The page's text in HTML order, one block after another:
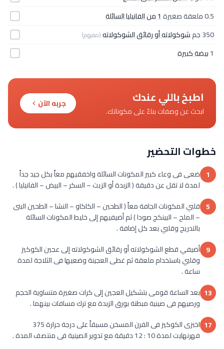
0.5 ملعقة صغيرة
1 من الفانيليا السائلة
350 جم
شوكولاته أو رقائق الشوكولاته(مفروم)
1بيضة كبيرة
اطبخ باللي عندك
ابحث عن وصفات بناءً على مكوناتك.
جربه الآن
خطوات التحضير
1 ضعى فى وعاء كبير المكونات السائلة واخفقيهم معاً بكل جيد جداً
لمدة لا تقل عن دقيقة ( الزبدة أو الزيت – السكر – البيض – الفانيليا ) .
5 قلبي المكونات الجافة معاً ( الطحين – الكاكاو – النشا – الطحين البنى
– الملح – البينكج صودا ) ثم أضيفيهم إلى خليط المكونات السائلة
بالتدريج وقلبي بعد كل إضافة .
9 أضيفي قطع الشوكولاته أو رقائق الشوكولاته إلى عجين الكوكيز
وقلبي باستخدام ملعقة ثم غطى العجينة وضعيها فى الثلاجة لمدة
ساعة .
13 بعد الساعة قومى بتشكيل العجين إلى كرات صغيرة متساوية الحجم
ورصيهم فى صينية مبطنة بورق الزبدة مع ترك مسافات بينهما .
17
اخبزى الكوكيز فى الفرن المسخن مسبقاً على درجة حرارة 375
فهرنهايت لمدة 10 : 12 دقيقة مع تدوير الصينية فى منتصف المدة .